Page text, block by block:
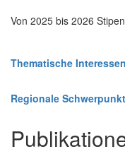
Von 2025 bis 2026
Thematische Interessen
Regionale